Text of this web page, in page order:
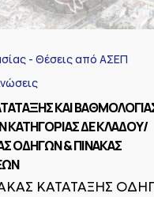
- Θέσεις από ΑΣΕΠ
ΚΑΙ
ΚΑΤΗΓΟΡΙΑΣ ΔΕ ΚΛΑΔΟΥ/
ΟΔΗΓΩΝ & ΠΙΝΑΚΑΣ
ΚΑΤΑΤΑΞΗΣ